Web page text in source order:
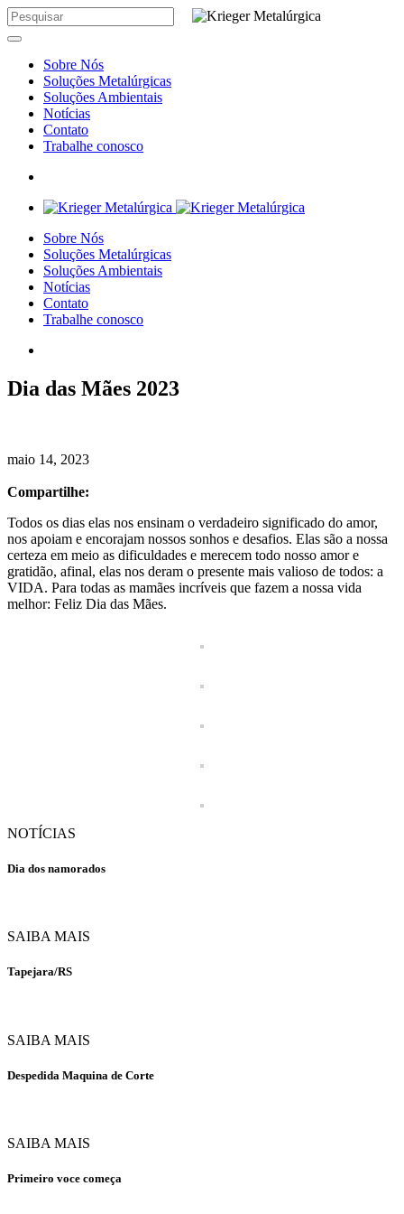
Sobre Nós
Soluções Metalúrgicas
Soluções Ambientais
Notícias
Contato
Trabalhe conosco
Sobre Nós
Soluções Metalúrgicas
Soluções Ambientais
Notícias
Contato
Trabalhe conosco
Dia das Mães 2023
maio 14, 2023
Compartilhe:
Todos os dias elas nos ensinam o verdadeiro significado do amor,
nos apoiam e encorajam nossos sonhos e desafios. Elas são a nossa
certeza em meio as dificuldades e merecem todo nosso amor e
gratidão, afinal, elas nos deram o presente mais valioso de todos: a
VIDA. Para todas as mamães incríveis que fazem a nossa vida
melhor: Feliz Dia das Mães.
NOTÍCIAS
Dia dos namorados
SAIBA MAIS
Tapejara/RS
SAIBA MAIS
Despedida Maquina de Corte
SAIBA MAIS
Primeiro voce começa